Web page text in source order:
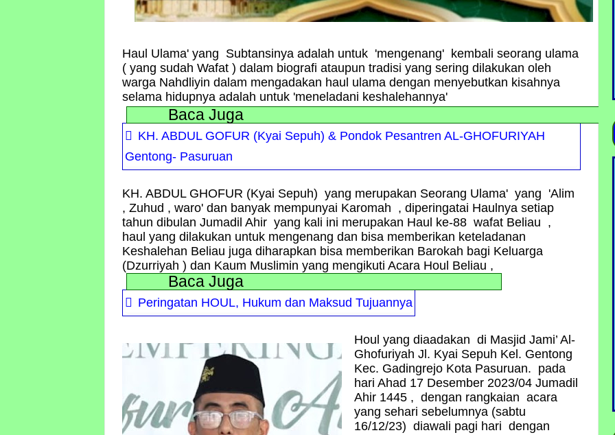
Haul Ulama' yang Subtansinya adalah untuk 'mengenang' kembali seorang ulama
( yang sudah Wafat ) dalam biografi ataupun tradisi yang sering dilakukan oleh
warga Nahdliyin dalam mengadakan haul ulama dengan menyebutkan kisahnya
selama hidupnya adalah untuk 'meneladani keshalehannya'
Baca Juga
KH. ABDUL GOFUR (Kyai Sepuh) & Pondok Pesantren AL-GHOFURIYAH
Gentong- Pasuruan
KH. ABDUL GHOFUR (Kyai Sepuh) yang merupakan Seorang Ulama' yang 'Alim
, Zuhud , waro' dan banyak mempunyai Karomah , diperingatai Haulnya setiap
tahun dibulan Jumadil Ahir yang kali ini merupakan Haul ke-88 wafat Beliau ,
haul yang dilakukan untuk mengenang dan bisa memberikan keteladanan
Keshalehan Beliau juga diharapkan bisa memberikan Barokah bagi Keluarga
(Dzurriyah ) dan Kaum Muslimin yang mengikuti Acara Houl Beliau ,
Baca Juga
Peringatan HOUL, Hukum dan Maksud Tujuannya
Houl yang diaadakan di Masjid Jami’ Al-
Ghofuriyah Jl. Kyai Sepuh Kel. Gentong
Kec. Gadingrejo Kota Pasuruan. pada
hari Ahad 17 Desember 2023/04 Jumadil
Ahir 1445 , dengan rangkaian acara
yang sehari sebelumnya (sabtu
16/12/23) diawali pagi hari dengan